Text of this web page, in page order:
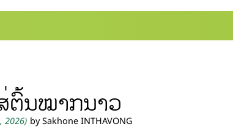
ຕົ້ນໝາກນາວ
2026) by Sakhone INTHAVONG